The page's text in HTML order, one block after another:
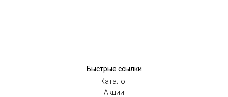
Быстрые ссылки
Каталог
Акции